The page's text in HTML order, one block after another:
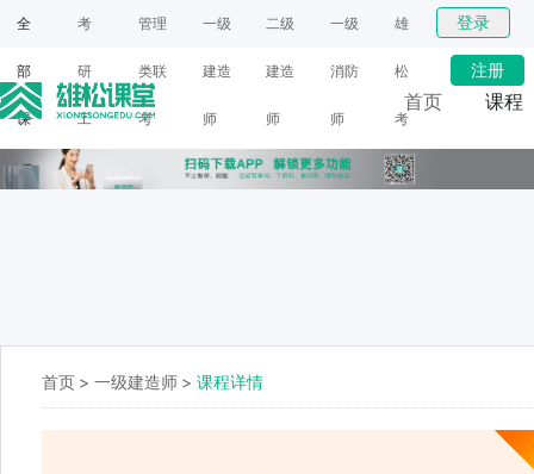
全
部
课
程
考
研
工
具
管理
类联
考
一级
建造
师
二级
建造
师
一级
消防
师
雄
松
考
研
登录
注册
首页 课程
首页 > 一级建造师 > 课程详情